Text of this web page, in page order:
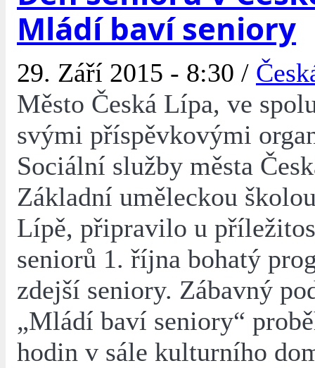
Mládí baví seniory
29. Září 2015 - 8:30 /
Město Česká Lípa, ve
svými příspěvkovými
Sociální služby města
Základní uměleckou
Lípě, připravilo u
seniorů 1. října bohatý
zdejší seniory. Zábavný
„Mládí baví seniory“
hodin v sále kulturního